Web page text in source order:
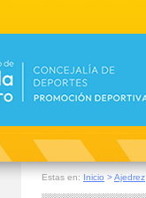
Estas en: Inicio >Ajedrez